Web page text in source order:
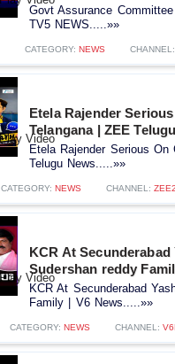
Govt Assurance
TV5 NEWS.....»»
CATEGORY: NEWS CHANNEL:
Etela Rajender
Telangana | ZEE
Etela Rajender Serious
Telugu News.....»»
CATEGORY: NEWS CHANNEL:
KCR At
Sudershan reddy
KCR At Secunderabad
Family | V6 News.....»»
CATEGORY: NEWS CHANNEL: